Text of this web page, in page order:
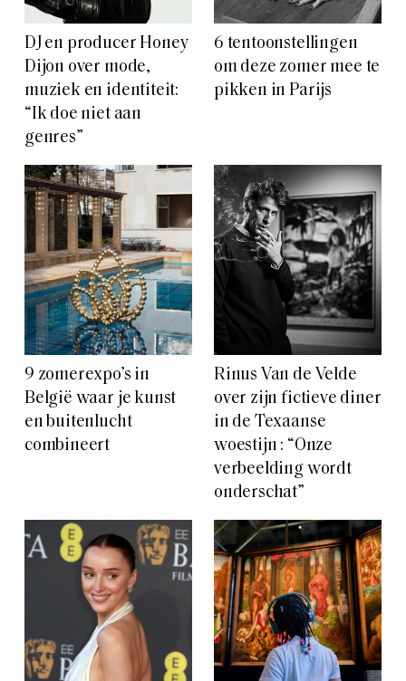
DJ en producer Honey
Dijon over mode,
muziek en identiteit:
“Ik doe niet aan
genres”
6 tentoonstellingen
om deze zomer mee te
pikken in Parijs
9 zomerexpo’s in
België waar je kunst
en buitenlucht
combineert
Rinus Van de Velde
over zijn fictieve diner
in de Texaanse
woestijn : “Onze
verbeelding wordt
onderschat”